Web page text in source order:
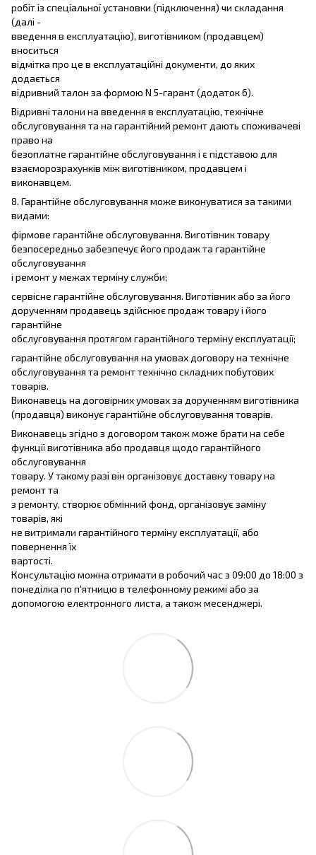
робіт із спеціальної установки (підключення) чи складання
(далі -
введення в експлуатацію), виготівником (продавцем)
вноситься
відмітка про це в експлуатаційні документи, до яких
додається
відривний талон за формою N 5-гарант (додаток 6).
Відривні талони на введення в експлуатацію, технічне
обслуговування та на гарантійний ремонт дають споживачеві
право на
безоплатне гарантійне обслуговування і є підставою для
взаєморозрахунків між виготівником, продавцем і
виконавцем.
8. Гарантійне обслуговування може виконуватися за такими
видами:
фірмове гарантійне обслуговування. Виготівник товару
безпосередньо забезпечує його продаж та гарантійне
обслуговування
і ремонт у межах терміну служби;
сервісне гарантійне обслуговування. Виготівник або за його
дорученням продавець здійснює продаж товару і його
гарантійне
обслуговування протягом гарантійного терміну експлуатації;
гарантійне обслуговування на умовах договору на технічне
обслуговування та ремонт технічно складних побутових
товарів.
Виконавець на договірних умовах за дорученням виготівника
(продавця) виконує гарантійне обслуговування товарів.
Виконавець згідно з договором також може брати на себе
функції виготівника або продавця щодо гарантійного
обслуговування
товару. У такому разі він організовує доставку товару на
ремонт та
з ремонту, створює обмінний фонд, організовує заміну
товарів, які
не витримали гарантійного терміну експлуатації, або
повернення їх
вартості.
Консультацію можна отримати в робочий час з 09:00 до 18:00 з
понеділка по п'ятницю в телефонному режимі або за
допомогою електронного листа, а також месенджері.